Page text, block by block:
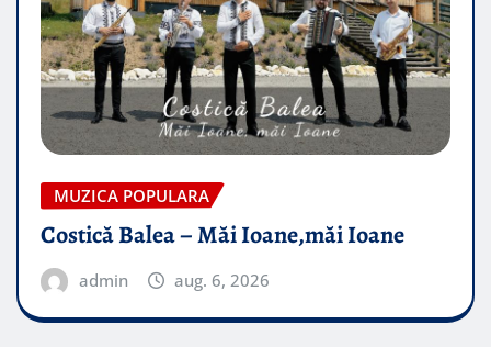
MUZICA POPULARA
Costică Balea – Măi Ioane,măi Ioane
admin aug. 6, 2026